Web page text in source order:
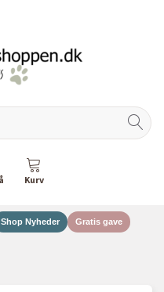
Shop Nyheder Gratis gave